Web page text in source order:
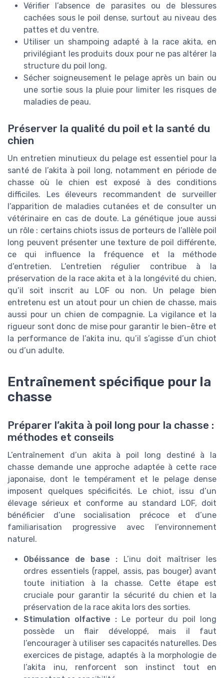
Vérifier l’absence de parasites ou de blessures
cachées sous le poil dense, surtout au niveau des
pattes et du ventre.
Utiliser un shampoing adapté à la race akita, en
privilégiant les produits doux pour ne pas altérer la
structure du poil long.
Sécher soigneusement le pelage après un bain ou
une sortie sous la pluie pour limiter les risques de
maladies de peau.
Préserver la qualité du poil et la santé du
chien
Un entretien minutieux du pelage est essentiel pour la
santé de l’akita à poil long, notamment en période de
chasse où le chien est exposé à des conditions
difficiles. Les éleveurs recommandent de surveiller
l’apparition de maladies cutanées et de consulter un
vétérinaire en cas de doute. La génétique joue aussi
un rôle : certains chiots issus de porteurs de l’allèle poil
long peuvent présenter une texture de poil différente,
ce qui influence la fréquence et la méthode
d’entretien. L’entretien régulier contribue à la
préservation de la race akita et à la longévité du chien,
qu’il soit inscrit au LOF ou non. Un pelage bien
entretenu est un atout pour un chien de chasse, mais
aussi pour un chien de compagnie. La vigilance et la
rigueur sont donc de mise pour garantir le bien-être et
la performance de l’akita inu, qu’il s’agisse d’un chiot
ou d’un adulte.
Entraînement spécifique pour la
chasse
Préparer l’akita à poil long pour la chasse :
méthodes et conseils
L’entraînement d’un akita à poil long destiné à la
chasse demande une approche adaptée à cette race
japonaise, dont le tempérament et le pelage dense
imposent quelques spécificités. Le chiot, issu d’un
élevage sérieux et conforme au standard LOF, doit
bénéficier d’une socialisation précoce et d’une
familiarisation progressive avec l’environnement
naturel.
Obéissance de base : L’inu doit maîtriser les
ordres essentiels (rappel, assis, pas bouger) avant
toute initiation à la chasse. Cette étape est
cruciale pour garantir la sécurité du chien et la
préservation de la race akita lors des sorties.
Stimulation olfactive : Le porteur du poil long
possède un flair développé, mais il faut
l’encourager à utiliser ses capacités naturelles. Des
exercices de pistage, adaptés à la morphologie de
l’akita inu, renforcent son instinct tout en